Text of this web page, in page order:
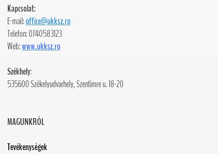
Kapcsolat:
E-mail:office@ukksz.ro
Telefon: 0740583123
Web:www.ukksz.ro
Székhely:
535600 Székelyudvarhely, Szentimre u. 18-20
MAGUNKRÓL
Tevékenységek